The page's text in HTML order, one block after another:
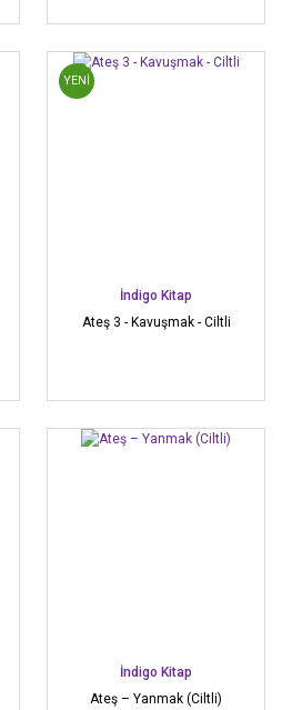
YENİ
İndigo Kitap
Ateş 3 - Kavuşmak - Ciltli
İndigo Kitap
Ateş – Yanmak (Ciltli)